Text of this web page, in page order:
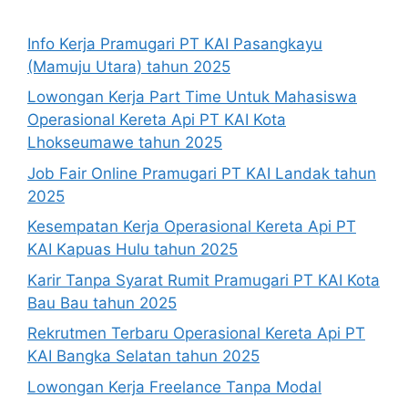
Info Kerja Pramugari PT KAI Pasangkayu
(Mamuju Utara) tahun 2025
Lowongan Kerja Part Time Untuk Mahasiswa
Operasional Kereta Api PT KAI Kota
Lhokseumawe tahun 2025
Job Fair Online Pramugari PT KAI Landak tahun
2025
Kesempatan Kerja Operasional Kereta Api PT
KAI Kapuas Hulu tahun 2025
Karir Tanpa Syarat Rumit Pramugari PT KAI Kota
Bau Bau tahun 2025
Rekrutmen Terbaru Operasional Kereta Api PT
KAI Bangka Selatan tahun 2025
Lowongan Kerja Freelance Tanpa Modal